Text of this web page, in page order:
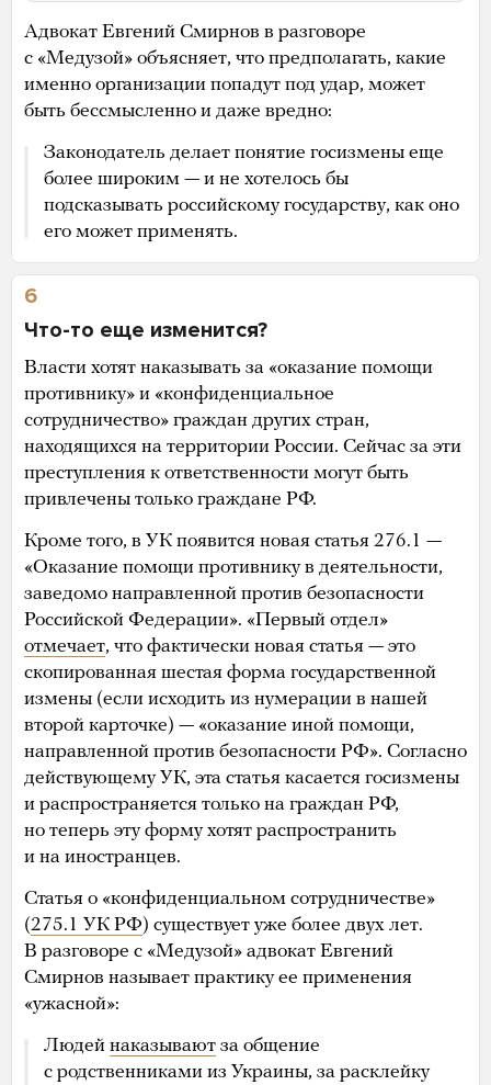
Адвокат Евгений Смирнов в разговоре
с «Медузой» объясняет, что предполагать, какие
именно организации попадут под удар, может
быть бессмысленно и даже вредно:
Законодатель делает понятие госизмены еще
более широким — и не хотелось бы
подсказывать российскому государству, как оно
его может применять.
6
Что-то еще изменится?
Власти хотят наказывать за «оказание помощи
противнику» и «конфиденциальное
сотрудничество» граждан других стран,
находящихся на территории России. Сейчас за эти
преступления к ответственности могут быть
привлечены только граждане РФ.
Кроме того, в УК появится новая статья 276.1 —
«Оказание помощи противнику в деятельности,
заведомо направленной против безопасности
Российской Федерации». «Первый отдел»
отмечает, что фактически новая статья — это
скопированная шестая форма государственной
измены (если исходить из нумерации в нашей
второй карточке) — «оказание иной помощи,
направленной против безопасности РФ». Согласно
действующему УК, эта статья касается госизмены
и распространяется только на граждан РФ,
но теперь эту форму хотят распространить
и на иностранцев.
Статья о «конфиденциальном сотрудничестве»
(275.1 УК РФ) существует уже более двух лет.
В разговоре с «Медузой» адвокат Евгений
Смирнов называет практику ее применения
«ужасной»:
Людей наказывают за общение
с родственниками из Украины, за расклейку